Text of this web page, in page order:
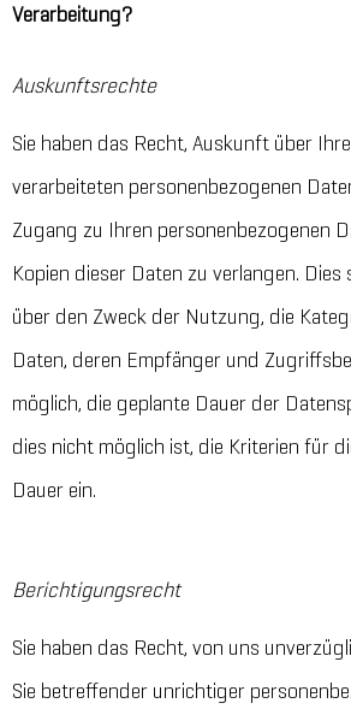
Verarbeitung?
Auskunftsrechte
Sie haben das Recht, Auskunft über
verarbeiteten personenbezogenen
Zugang zu Ihren personenbezogenen
Kopien dieser Daten zu verlangen.
über den Zweck der Nutzung, die
Daten, deren Empfänger und
möglich, die geplante Dauer der
dies nicht möglich ist, die Kriterien für
Dauer ein.
Berichtigungsrecht
Sie haben das Recht, von uns
Sie betreffender unrichtiger